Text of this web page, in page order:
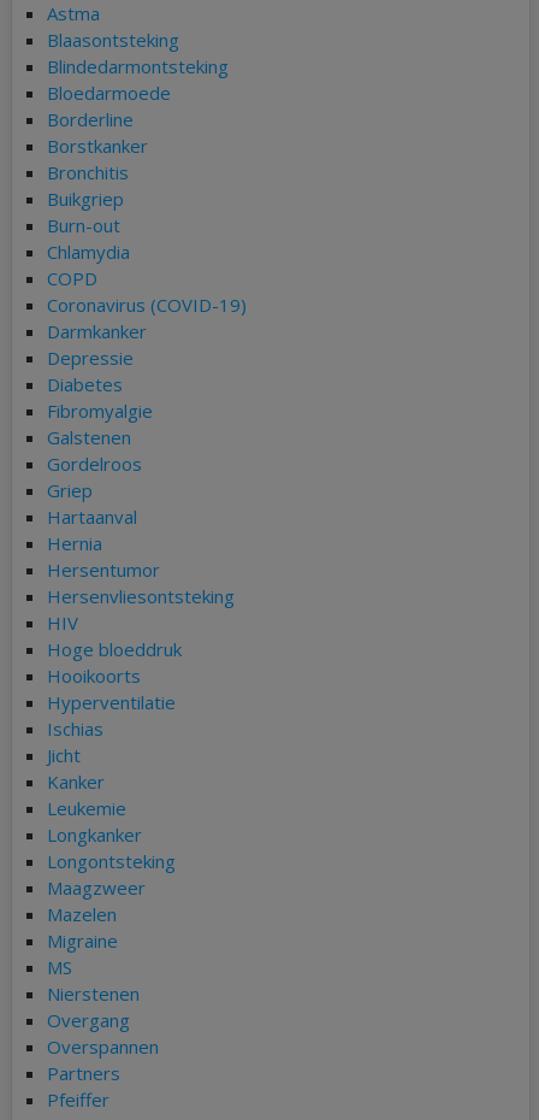
Astma
Blaasontsteking
Blindedarmontsteking
Bloedarmoede
Borderline
Borstkanker
Bronchitis
Buikgriep
Burn-out
Chlamydia
COPD
Coronavirus (COVID-19)
Darmkanker
Depressie
Diabetes
Fibromyalgie
Galstenen
Gordelroos
Griep
Hartaanval
Hernia
Hersentumor
Hersenvliesontsteking
HIV
Hoge bloeddruk
Hooikoorts
Hyperventilatie
Ischias
Jicht
Kanker
Leukemie
Longkanker
Longontsteking
Maagzweer
Mazelen
Migraine
MS
Nierstenen
Overgang
Overspannen
Partners
Pfeiffer